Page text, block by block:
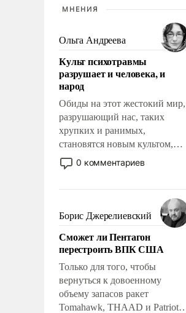
МНЕНИЯ
Ольга Андреева
Культ психотравмы
разрушает и человека, и
народ
Обиды на этот жестокий мир,
разрушающий нас, таких
хрупких и ранимых,
становятся новым культом,
постепенно вытесняя и
отменяя традиционное
мужественным и твердым под
ударами судьбы, брать на себя
ответственность, помогать
слабым, идти вперед и
адаптироваться.
0 комментариев
Борис Джерелиевский
Сможет ли Пентагон
перестроить ВПК США
Только для того, чтобы
вернуться к довоенному
объему запасов ракет
Tomahawk, THAAD и Patriot